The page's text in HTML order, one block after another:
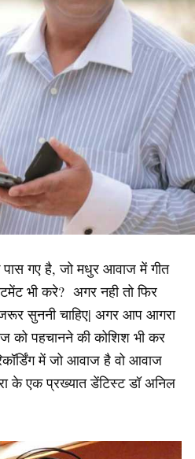
गए है, जो मधुर आवाज में गीत
भी करे? अगर नही तो फिर
सुननी चाहिए| अगर आप आगरा
को पहचानने की कोशिश भी कर
में जो आवाज है वो आवाज
के एक प्रख्यात डेंटिस्ट डॉ अनिल